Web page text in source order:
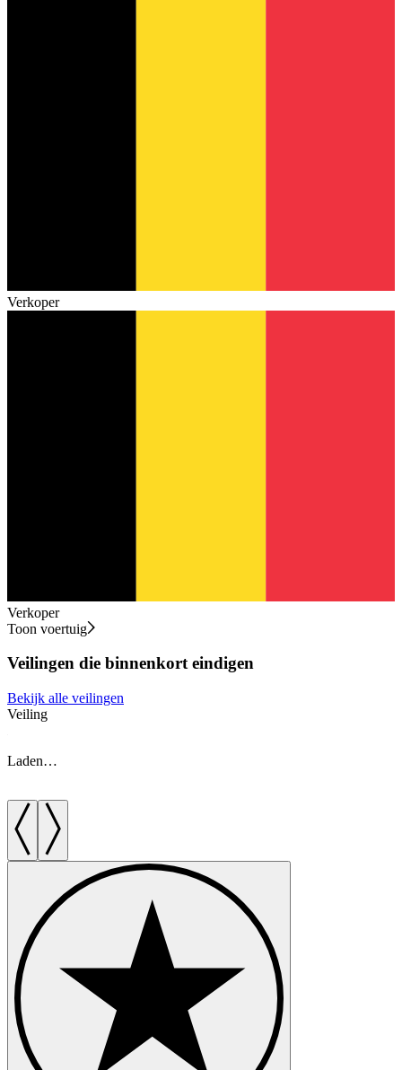
Verkoper
Verkoper
Toon voertuig
Veilingen die binnenkort eindigen
Bekijk alle veilingen
Veiling
Laden…